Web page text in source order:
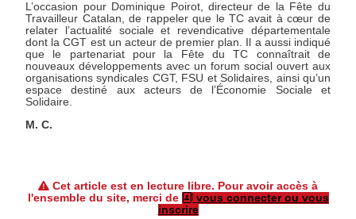
L’occasion pour Dominique Poirot, directeur de la Fête du
Travailleur Catalan, de rappeler que le TC avait à cœur de
relater l’actualité sociale et revendicative départementale
dont la CGT est un acteur de premier plan. Il a aussi indiqué
que le partenariat pour la Fête du TC connaîtrait de
nouveaux développements avec un forum social ouvert aux
organisations syndicales CGT, FSU et Solidaires, ainsi qu’un
espace destiné aux acteurs de l’Économie Sociale et
Solidaire.
M. C.
Cet article est en lecture libre. Pour avoir accès à
l'ensemble du site, merci de
vous connecter ou vous
inscrire